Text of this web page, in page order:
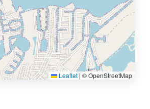
Leaflet | © OpenStreetMap